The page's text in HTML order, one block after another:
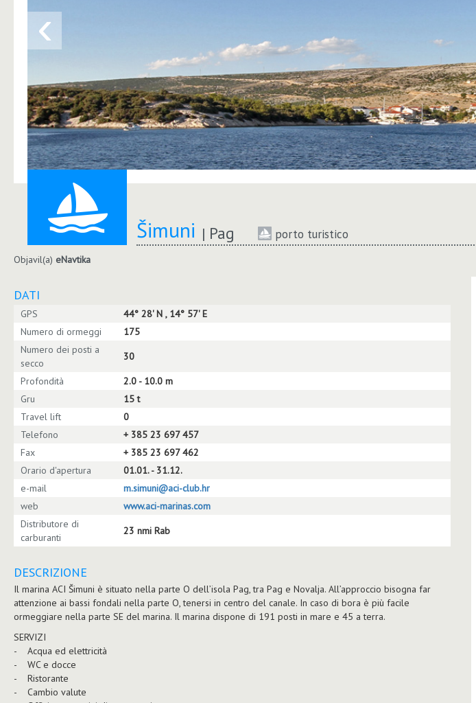
‹
Šimuni Pag porto turistico
Objavil(a) eNavtika
DATI
GPS
44° 28' N , 14° 57' E
Numero di ormeggi
175
Numero dei posti a
secco
30
Profondità
2.0 - 10.0 m
Gru
15 t
Travel lift
0
Telefono
+ 385 23 697 457
Fax
+ 385 23 697 462
Orario d'apertura
01.01. - 31.12.
e-mail
m.simuni@aci-club.hr
web
www.aci-marinas.com
Distributore di
carburanti
23 nmi Rab
DESCRIZIONE
Il marina ACI Šimuni è situato nella parte O dell’isola Pag, tra Pag e Novalja. All’approccio bisogna far
attenzione ai bassi fondali nella parte O, tenersi in centro del canale. In caso di bora è più facile
ormeggiare nella parte SE del marina. Il marina dispone di 191 posti in mare e 45 a terra.
SERVIZI
- Acqua ed elettricità
- WC e docce
- Ristorante
- Cambio valute